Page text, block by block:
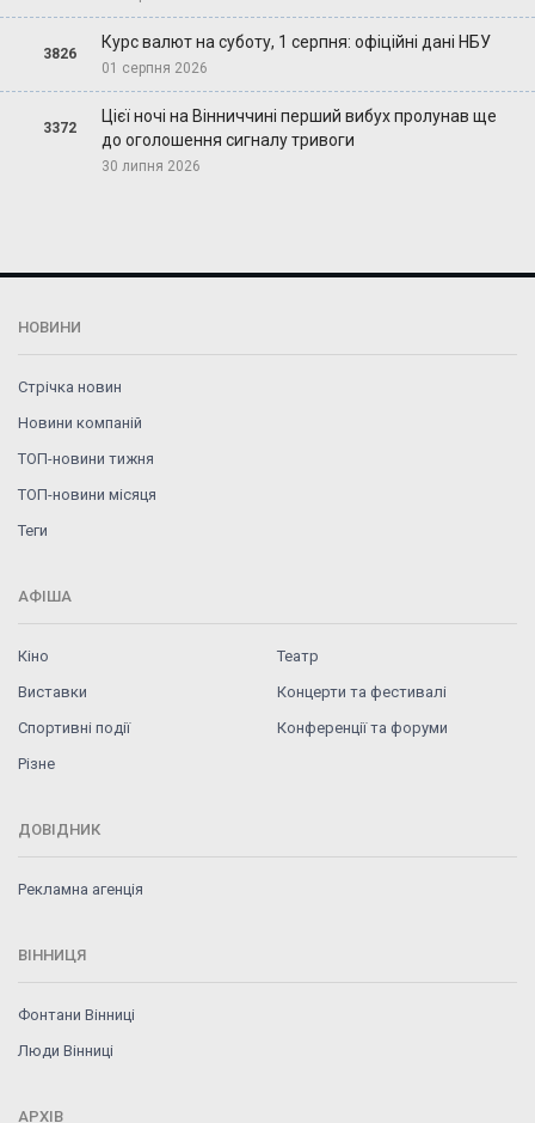
3826
Курс валют на суботу, 1 серпня: офіційні дані НБУ
01 серпня 2026
3372
Цієї ночі на Вінниччині перший вибух пролунав ще
до оголошення сигналу тривоги
30 липня 2026
НОВИНИ
Стрічка новин
Новини компаній
ТОП-новини тижня
ТОП-новини місяця
Теги
АФІША
Кіно
Театр
Виставки
Концерти та фестивалі
Спортивні події
Конференції та форуми
Різне
ДОВІДНИК
Рекламна агенція
ВІННИЦЯ
Фонтани Вінниці
Люди Вінниці
АРХІВ